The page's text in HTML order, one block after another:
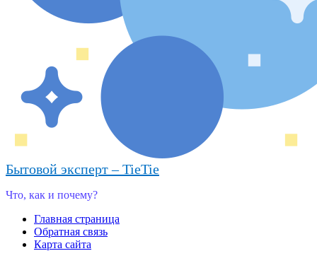
Бытовой эксперт – TieTie
Что, как и почему?
Главная страница
Обратная связь
Карта сайта